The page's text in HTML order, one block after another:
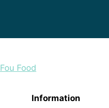
Fou Food
Information